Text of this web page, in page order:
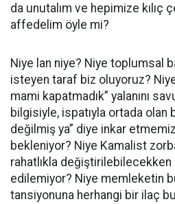
da unutalım ve hepimize kılıç
affedelim öyle mi?
Niye lan niye? Niye toplumsal
isteyen taraf biz oluyoruz?
mami kapatmadık” yalanını
bilgisiyle, ispatıyla ortada olan
değilmiş ya” diye inkar
bekleniyor? Niye Kamalist
rahatlıkla
edilemiyor? Niye memleketin
tansiyonuna herhangi bir ilaç